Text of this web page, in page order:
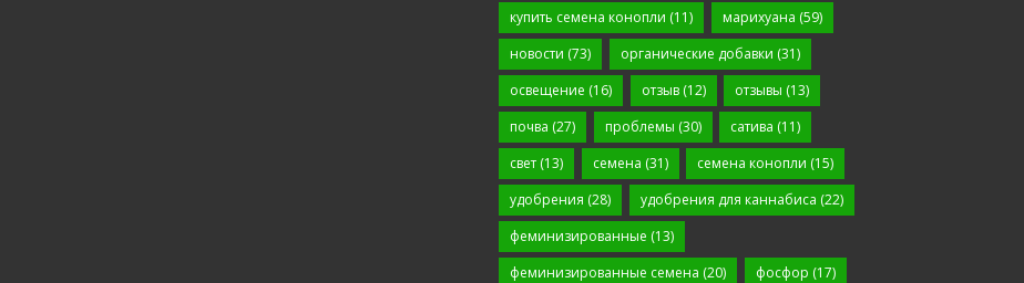
купить семена конопли (11) марихуана (59)
новости (73) органические добавки (31)
освещение (16) отзыв(12) отзывы (13)
почва (27) проблемы (30) сатива (11)
свет (13) семена (31) семена конопли (15)
удобрения (28) удобрения для каннабиса (22)
феминизированные (13)
феминизированные семена (20) фосфор (17)